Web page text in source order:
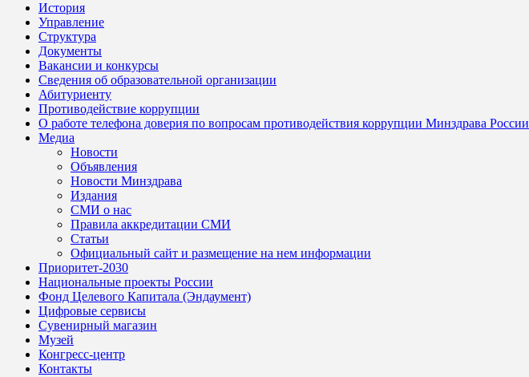
История
Управление
Структура
Документы
Вакансии и конкурсы
Сведения об образовательной организации
Абитуриенту
Противодействие коррупции
О работе телефона доверия по вопросам противодействия коррупции Минздрава России
Медиа
Новости
Объявления
Новости Минздрава
Издания
СМИ о нас
Правила аккредитации СМИ
Статьи
Официальный сайт и размещение на нем информации
Приоритет-2030
Национальные проекты России
Фонд Целевого Капитала (Эндаумент)
Цифровые сервисы
Сувенирный магазин
Музей
Конгресс-центр
Контакты